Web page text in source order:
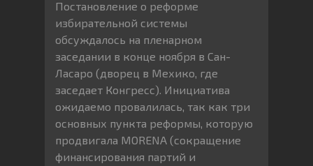
Постановление о реформе
избирательной системы
обсуждалось на пленарном
заседании в конце ноября в Сан-
Ласаро (дворец в Мехико, где
заседает Конгресс). Инициатива
ожидаемо провалилась, так как три
основных пункта реформы, которую
продвигала MORENA (сокращение
финансирования партий и